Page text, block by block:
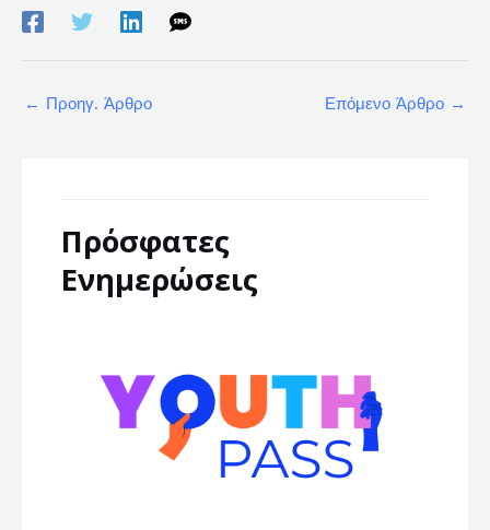
← Προηγ. Άρθρο Επόμενο Άρθρο →
Πρόσφατες
Ενημερώσεις